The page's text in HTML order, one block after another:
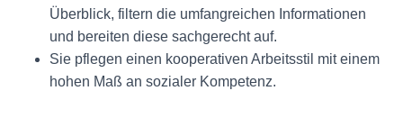
Überblick, filtern die umfangreichen Informationen
und bereiten diese sachgerecht auf.
Sie pflegen einen kooperativen Arbeitsstil mit einem
hohen Maß an sozialer Kompetenz.